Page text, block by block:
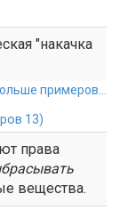
"накачка
примеров...
13)
права
вещества.